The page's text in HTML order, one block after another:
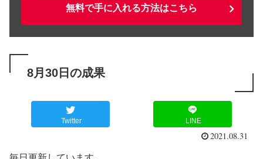
無料で手に入れる方法はこちら
8月30日の成果
Twitter LINE
2021.08.31